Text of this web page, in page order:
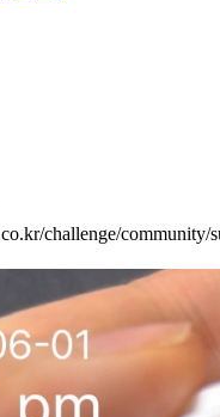
challenge/community/